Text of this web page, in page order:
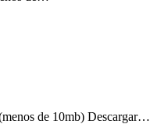
de 10mb) Descargar…